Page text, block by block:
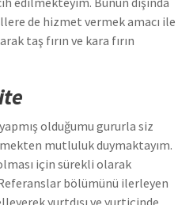
de hizmet vermek amacı ile
taş fırın ve kara fırın
olduğumu gururla siz
mutluluk duymaktayım.
için sürekli olarak
bölümünü ilerleyen
yurtdışı ve yurtiçinde